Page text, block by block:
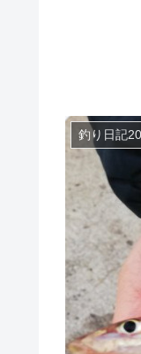
釣り日記